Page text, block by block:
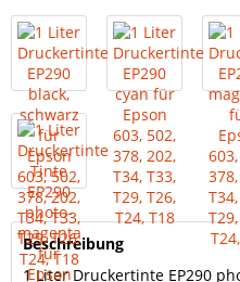
Beschreibung
1 Liter Druckertinte EP290